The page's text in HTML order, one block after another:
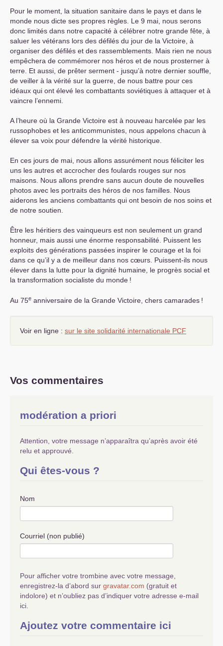
Pour le moment, la situation sanitaire dans le pays et dans le
monde nous dicte ses propres règles. Le 9 mai, nous serons
donc limités dans notre capacité à célébrer notre grande fête, à
saluer les vétérans lors des défilés du jour de la Victoire, à
organiser des défilés et des rassemblements. Mais rien ne nous
empêchera de commémorer nos héros et de nous prosterner à
terre. Et aussi, de prêter serment - jusqu’à notre dernier souffle,
de veiller à la vérité sur la guerre, de nous battre pour ces
idéaux qui ont élevé les combattants soviétiques à attaquer et à
vaincre l’ennemi.
A l’heure où la Grande Victoire est à nouveau harcelée par les
russophobes et les anticommunistes, nous appelons chacun à
élever sa voix pour défendre la vérité historique.
En ces jours de mai, nous allons assurément nous féliciter les
uns les autres et accrocher des foulards rouges sur nos
maisons. Nous allons prendre sans aucun doute de nouvelles
photos avec les portraits des héros de nos familles. Nous
aiderons les anciens combattants qui ont besoin de nos soins et
de notre soutien.
Être les héritiers des vainqueurs est non seulement un grand
honneur, mais aussi une énorme responsabilité. Puissent les
exploits des générations passées inspirer le courage et la foi
dans ce qu’il y a de meilleur dans nos cœurs. Puissent-ils nous
élever dans la lutte pour la dignité humaine, le progrès social et
la transformation socialiste du monde !
Au 75e anniversaire de la Grande Victoire, chers camarades !
Voir en ligne : sur le site solidarité internationale PCF
Vos commentaires
modération a priori
Attention, votre message n’apparaîtra qu’après avoir été
relu et approuvé.
Qui êtes-vous ?
Nom
Courriel (non publié)
Pour afficher votre trombine avec votre message,
enregistrez-la d’abord sur gravatar.com (gratuit et
indolore) et n’oubliez pas d’indiquer votre adresse e-mail
ici.
Ajoutez votre commentaire ici